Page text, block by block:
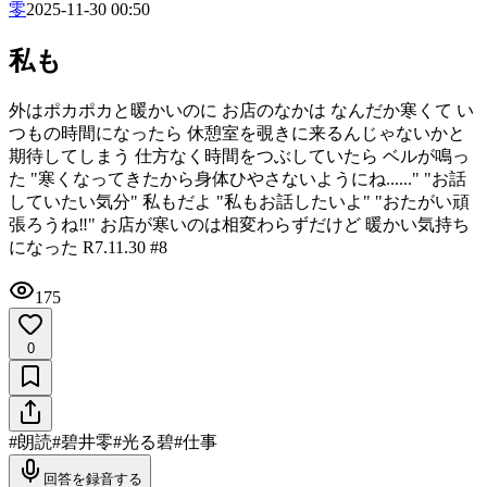
零2025-11-30 00:50
私も
外はポカポカと暖かいのに お店のなかは なんだか寒くて い
つもの時間になったら 休憩室を覗きに来るんじゃないかと
期待してしまう 仕方なく時間をつぶしていたら ベルが鳴っ
た "寒くなってきたから身体ひやさないようにね......" "お話
していたい気分" 私もだよ "私もお話したいよ" "おたがい頑
張ろうね‼" お店が寒いのは相変わらずだけど 暖かい気持ち
になった R7.11.30 #8
175
0
#朗読#碧井零#光る碧#仕事
回答を録音する